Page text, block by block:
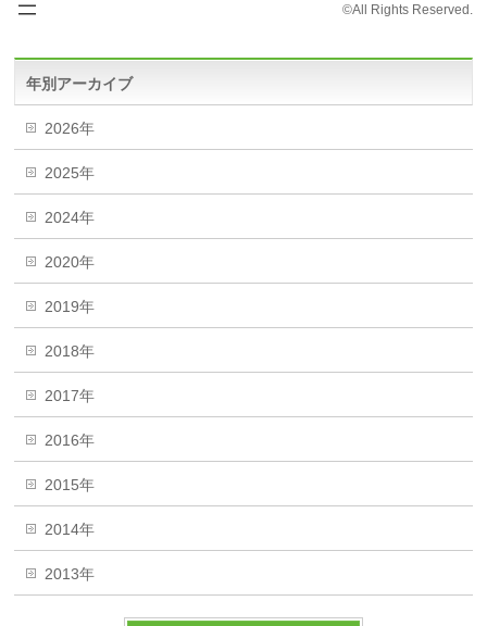
©All Rights Reserved.
年別アーカイブ
2026年
2025年
2024年
2020年
2019年
2018年
2017年
2016年
2015年
2014年
2013年